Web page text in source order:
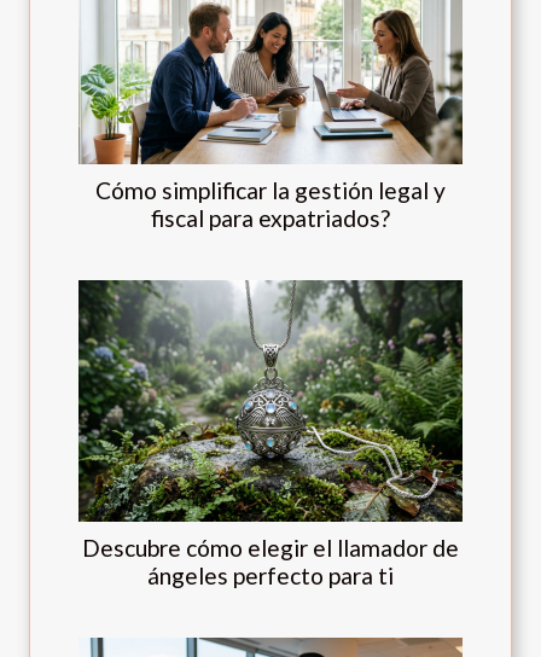
Cómo simplificar la gestión legal y
fiscal para expatriados?
Descubre cómo elegir el llamador de
ángeles perfecto para ti